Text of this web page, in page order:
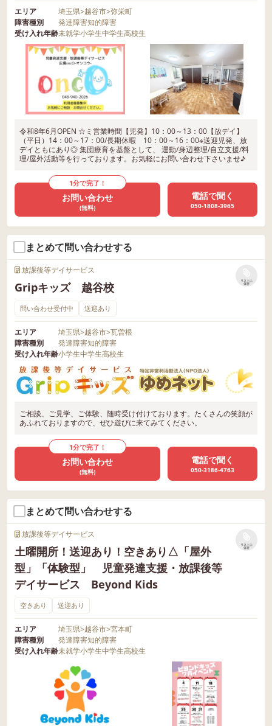
エリア 埼玉県>越谷市>弥栄町
障害種別
発達障害知的障害
受け入れ年齢未就学小学生中学生高校生
令和8年6月OPEN ☆ミ営業時間【児発】10：00～13：00【放デイ】
（平日）14：00～17：00/長期休暇 10：00～16：00※送迎児発、放
デイともにあり◎ 集団療育を基盤として、 運動/身辺整理/自立支援/料
理/屋外活動等を行っております。お気軽にお問い合わせ下さいませ♪
1分で完了！
お問い合わせ
(無料)
電話で聞く
050-1808-3965
まとめて問い合わせする
放課後等デイサービス
Gripキッズ 越谷校
リストに
保存
問い合わせ受付中 送迎あり
エリア 埼玉県>越谷市>瓦曽根
障害種別
発達障害知的障害
受け入れ年齢小学生中学生高校生
ご相談、ご見学、ご体験、随時受け付けております。たくさんの笑顔が
あふれておりますので、ぜひ遊びに来てみてください。
1分で完了！
お問い合わせ
(無料)
電話で聞く
050-3186-4763
まとめて問い合わせする
放課後等デイサービス
土曜開所！送迎あり！空きあり△「屋外
型」「体験型」 児童発達支援・放課後等
デイサービス Beyond Kids
リストに
保存
空きあり 送迎あり
エリア 埼玉県>越谷市>宮本町
障害種別
発達障害知的障害
受け入れ年齢未就学小学生中学生高校生